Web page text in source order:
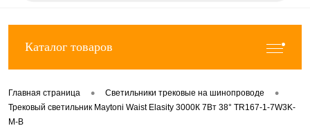
Каталог товаров
Главная страница • Светильники трековые на шинопроводе •
Трековый светильник Maytoni Waist Elasity 3000К 7Вт 38° TR167-1-7W3K-
M-B